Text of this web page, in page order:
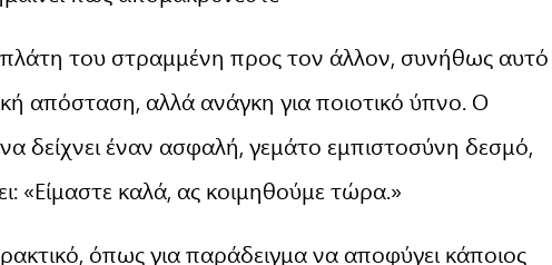
του στραμμένη προς τον άλλον, συνήθως αυτό
απόσταση, αλλά ανάγκη για ποιοτικό ύπνο. Ο
δείχνει έναν ασφαλή, γεμάτο εμπιστοσύνη δεσμό,
«Είμαστε καλά, ας κοιμηθούμε τώρα.»
όπως για παράδειγμα να αποφύγει κάποιος